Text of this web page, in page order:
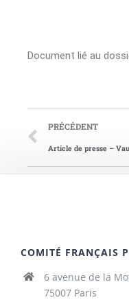
Document lié au
PRÉCÉDENT
COMITÉ FRANÇAIS
6 avenue de la
75007 Paris